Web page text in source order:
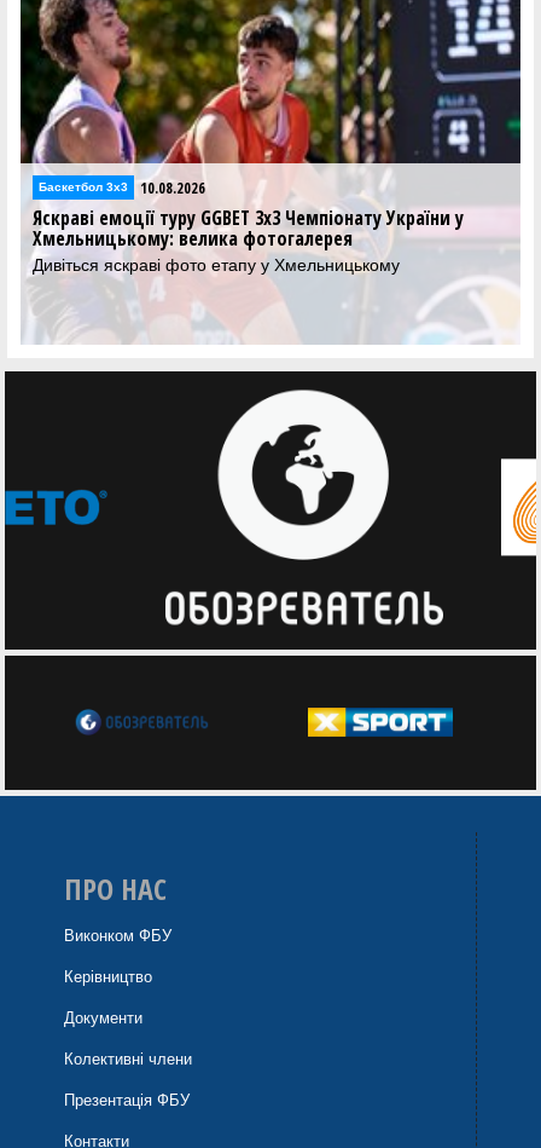
Баскетбол 3х3 10.08.2026
Яскраві емоції туру GGBET 3х3 Чемпіонату України у
Хмельницькому: велика фотогалерея
Дивіться яскраві фото етапу у Хмельницькому
ПРО НАС
Виконком ФБУ
Керівництво
Документи
Колективні члени
Презентація ФБУ
Контакти